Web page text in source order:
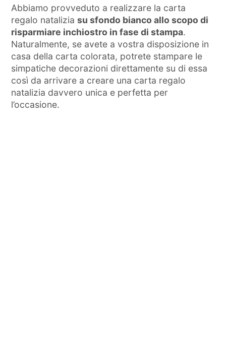
Abbiamo provveduto a realizzare la carta
regalo nataliziasu sfondo bianco allo scopo di
risparmiare inchiostro in fase di stampa.
Naturalmente, se avete a vostra disposizione in
casa della carta colorata, potrete stampare le
simpatiche decorazioni direttamente su di essa
così da arrivare a creare una carta regalo
natalizia davvero unica e perfetta per
l’occasione.